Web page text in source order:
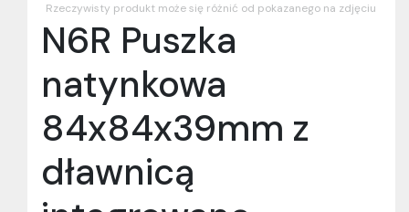
Rzeczywisty produkt może się różnić od pokazanego na zdjęciu
N6R Puszka
natynkowa
84x84x39mm z
dławnicą